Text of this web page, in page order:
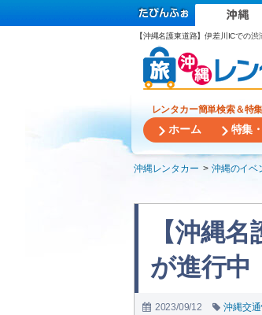
【沖縄名護東道路】伊差川ICでの
レンタカー簡単検索＆特
ホーム 特集
沖縄レンタカー 沖縄のイベ
【沖縄
が進行中
2023/09/12 沖縄交